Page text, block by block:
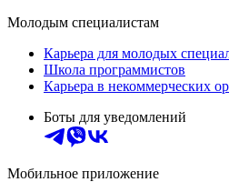
Молодым специалистам
Карьера для молодых
Школа программистов
Карьера в некоммерческих
Боты для уведомлений
Мобильное приложение